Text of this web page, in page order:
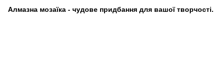
Алмазна мозаїка - чудове придбання для вашої творчості.